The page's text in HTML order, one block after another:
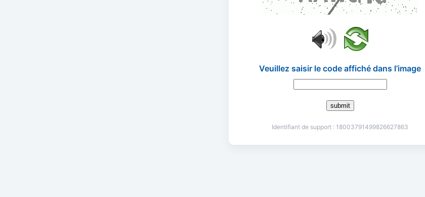
Veuillez saisir le code affiché dans l’image
submit
Identifiant de support : 18003791499826627863